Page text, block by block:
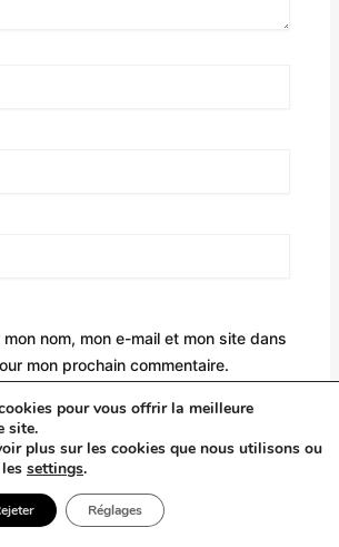
mon nom, mon e-mail et mon site dans
mon prochain commentaire.
en chiffres
pour vous offrir la meilleure
site.
plus sur les cookies que nous utilisons ou
settings.
Réglages